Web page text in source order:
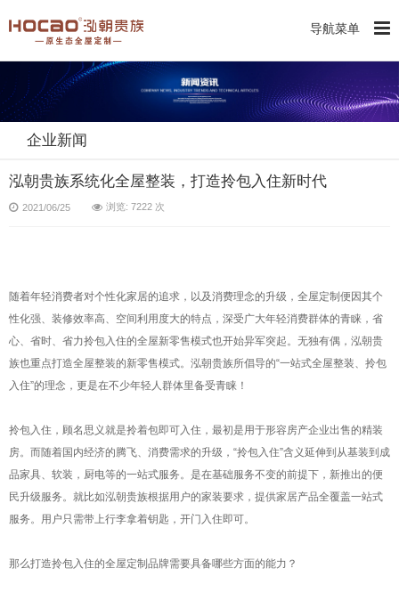
导航菜单
企业新闻
泓朝贵族系统化全屋整装，打造拎包入住新时代
2021/06/25 浏览: 7222 次
随着年轻消费者对个性化家居的追求，以及消费理念的升级，全屋定制便因其个
性化强、装修效率高、空间利用度大的特点，深受广大年轻消费群体的青睐，省
心、省时、省力拎包入住的全屋新零售模式也开始异军突起。无独有偶，泓朝贵
族也重点打造全屋整装的新零售模式。泓朝贵族所倡导的“一站式全屋整装、拎包
入住”的理念，更是在不少年轻人群体里备受青睐！
拎包入住，顾名思义就是拎着包即可入住，最初是用于形容房产企业出售的精装
房。而随着国内经济的腾飞、消费需求的升级，“拎包入住”含义延伸到从基装到成
品家具、软装，厨电等的一站式服务。是在基础服务不变的前提下，新推出的便
民升级服务。就比如泓朝贵族根据用户的家装要求，提供家居产品全覆盖一站式
服务。用户只需带上行李拿着钥匙，开门入住即可。
那么打造拎包入住的全屋定制品牌需要具备哪些方面的能力？